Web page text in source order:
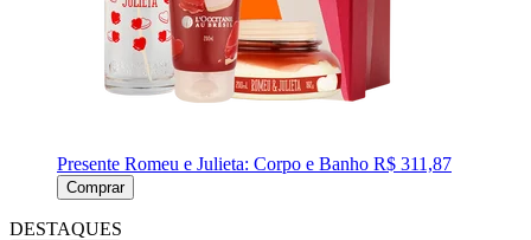
Presente Romeu e Julieta: Corpo e Banho R$ 311,87
Comprar
DESTAQUES